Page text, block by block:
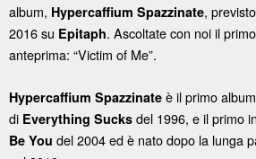
album, Hypercaffium Spazzinate,
2016 su Epitaph. Ascoltate con noi il
anteprima: “Victim of Me”.
Hypercaffium Spazzinate è il primo
di Everything Sucks del 1996, e il primo
Be You del 2004 ed è nato dopo la lunga